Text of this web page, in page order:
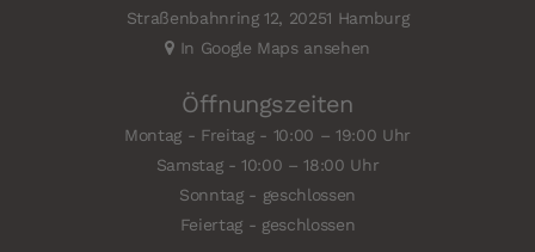
Straßenbahnring 12, 20251 Hamburg
In Google Maps ansehen
Öffnungszeiten
Montag - Freitag - 10:00 – 19:00 Uhr
Samstag - 10:00 – 18:00 Uhr
Sonntag - geschlossen
Feiertag - geschlossen